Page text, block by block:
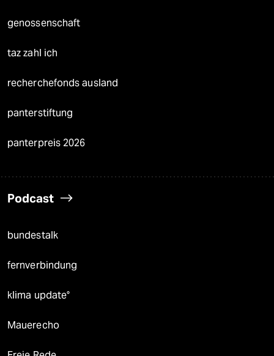
genossenschaft
taz zahl ich
recherchefonds ausland
panterstiftung
panterpreis 2026
Podcast
bundestalk
fernverbindung
klima update°
Mauerecho